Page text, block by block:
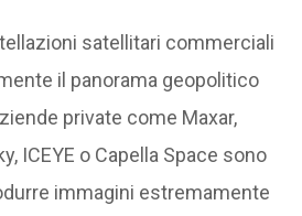
satellitari commerciali
il panorama geopolitico
private come Maxar,
ICEYE o Capella Space sono
immagini estremamente